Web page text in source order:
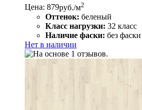
Цена: 879руб./м2
Оттенок: беленый
Класс нагрузки: 32 класс
Наличие фаски: без фаски
Нет в наличии